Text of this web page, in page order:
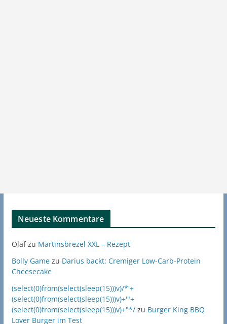
Neueste Kommentare
Olafzu Martinsbrezel XXL – Rezept
Bolly Gamezu Darius backt: Cremiger Low-Carb-Protein
Cheesecake
(select(0)from(select(sleep(15)))v)/*'+
(select(0)from(select(sleep(15)))v)+'"+
(select(0)from(select(sleep(15)))v)+"*/zu Burger King BBQ
Lover Burger im Test